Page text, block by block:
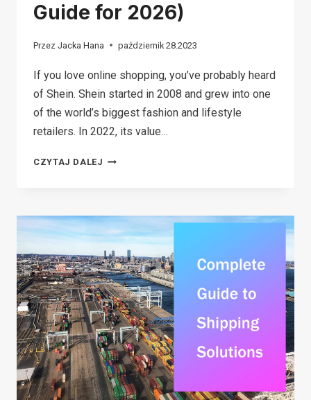
Guide for 2026)
Przez Jacka Hana październik 28.2023
If you love online shopping, you’ve probably heard
of Shein. Shein started in 2008 and grew into one
of the world’s biggest fashion and lifestyle
retailers. In 2022, its value…
CZYTAJ DALEJ HOW
SHEIN
TAKE
TO
DELIVER?
(QUICK
GUIDE
FOR
2026)